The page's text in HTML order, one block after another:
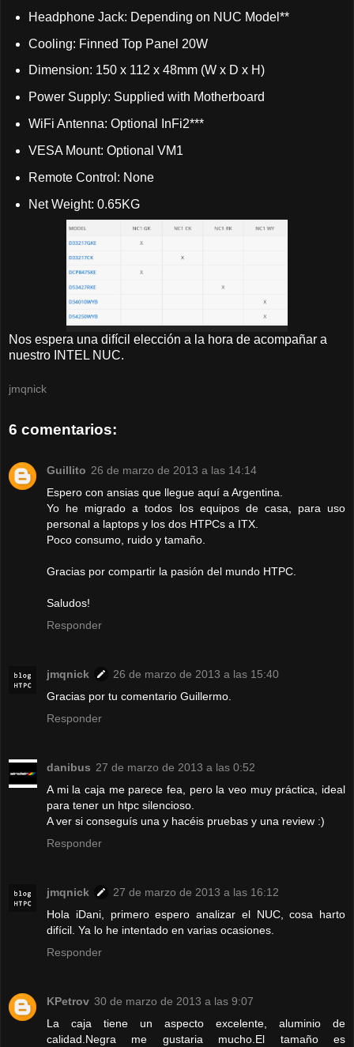
Headphone Jack: Depending on NUC Model**
Cooling: Finned Top Panel 20W
Dimension: 150 x 112 x 48mm (W x D x H)
Power Supply: Supplied with Motherboard
WiFi Antenna: Optional InFi2***
VESA Mount: Optional VM1
Remote Control: None
Net Weight: 0.65KG
Nos espera una difícil elección a la hora de acompañar a
nuestro INTEL NUC.
jmqnick
6 comentarios:
Guillito 26 de marzo de 2013 a las 14:14
Espero con ansias que llegue aquí a Argentina.
Yo he migrado a todos los equipos de casa, para uso
personal a laptops y los dos HTPCs a ITX.
Poco consumo, ruido y tamaño.
Gracias por compartir la pasión del mundo HTPC.
Saludos!
Responder
jmqnick
26 de marzo de 2013 a las 15:40
Gracias por tu comentario Guillermo.
Responder
danibus 27 de marzo de 2013 a las 0:52
A mi la caja me parece fea, pero la veo muy práctica, ideal
para tener un htpc silencioso.
A ver si conseguís una y hacéis pruebas y una review :)
Responder
jmqnick
27 de marzo de 2013 a las 16:12
Hola iDani, primero espero analizar el NUC, cosa harto
difícil. Ya lo he intentado en varias ocasiones.
Responder
KPetrov 30 de marzo de 2013 a las 9:07
La caja tiene un aspecto excelente, aluminio de
calidad.Negra me gustaria mucho.El tamaño es